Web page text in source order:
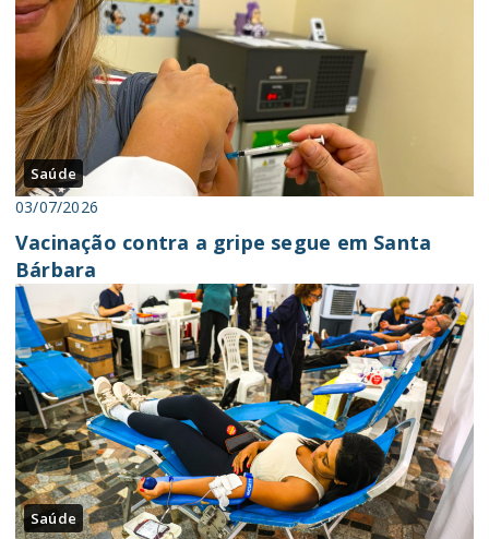
Saúde
03/07/2026
Vacinação contra a gripe segue em Santa
Bárbara
Saúde